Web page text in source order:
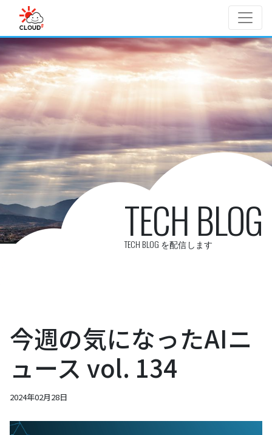
Skip to main content
TECH BLOG
TECH BLOG を配信します
今週の気になったAIニ
ュース vol. 134
2024年02月28日